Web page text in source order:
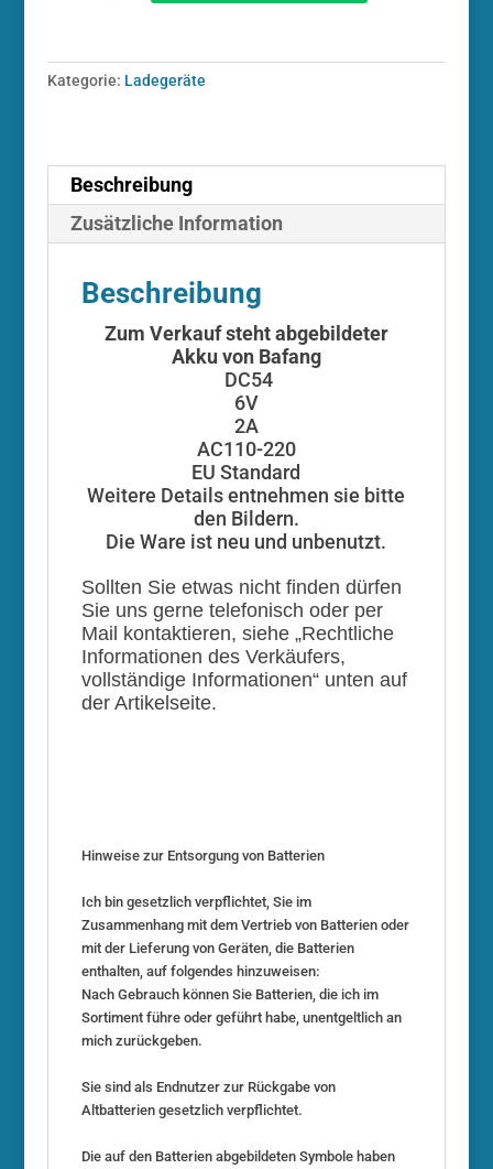
EU
standard
Kategorie: Ladegeräte
Beschreibung
Zusätzliche Information
Beschreibung
Zum Verkauf steht abgebildeter
Akku von Bafang
DC54
6V
2A
AC110-220
EU Standard
Weitere Details entnehmen sie bitte
den Bildern.
Die Ware ist neu und unbenutzt.
Sollten Sie etwas nicht finden dürfen
Sie uns gerne telefonisch oder per
Mail kontaktieren, siehe „Rechtliche
Informationen des Verkäufers,
vollständige Informationen“ unten auf
der Artikelseite.
Hinweise zur Entsorgung von Batterien
Ich bin gesetzlich verpflichtet, Sie im
Zusammenhang mit dem Vertrieb von Batterien oder
mit der Lieferung von Geräten, die Batterien
enthalten, auf folgendes hinzuweisen:
Nach Gebrauch können Sie Batterien, die ich im
Sortiment führe oder geführt habe, unentgeltlich an
mich zurückgeben.
Sie sind als Endnutzer zur Rückgabe von
Altbatterien gesetzlich verpflichtet.
Die auf den Batterien abgebildeten Symbole haben